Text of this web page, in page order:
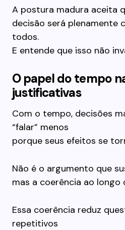
A postura madura aceita
decisão será plenamente
todos.
E entende que isso não
O papel do tempo
justificativas
Com o tempo, decisões
“falar” menos
porque seus efeitos se
Não é o argumento que
mas a coerência ao longo
Essa coerência reduz
repetitivos